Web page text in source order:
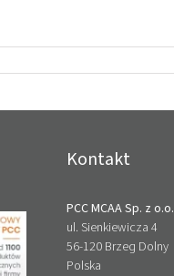
Kontakt
PCC MCAA Sp. z o.o.
ul. Sienkiewicza 4
56-120 Brzeg Dolny
Polska